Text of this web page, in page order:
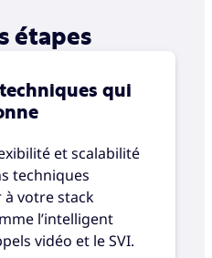
étapes
qui
et scalabilité
techniques
à votre stack
l’intelligent
vidéo et le SVI.